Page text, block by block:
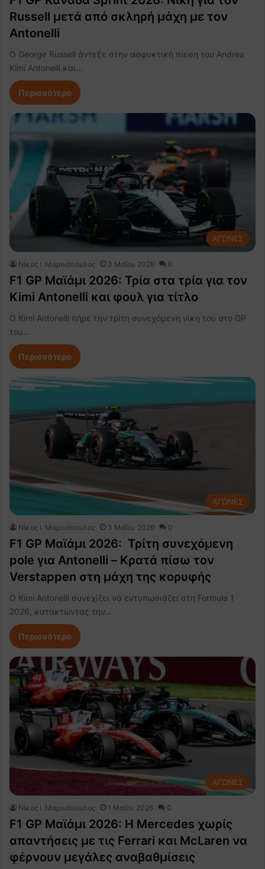
Russell μετά από σκληρή μάχη με τον
Antonelli
Ο George Russell άντεξε στην ασφυκτική πίεση του Andrea
Kimi Antonelli και…
Περισσότερα
ΑΓΩΝΕΣ
Nίκος Ι. Mαρινόπουλος 3 Μαΐου 2026 0
F1 GP Μαϊάμι 2026: Τρία στα τρία για τον
Kimi Antonelli και φουλ για τίτλο
Ο Kimi Antonelli πήρε την τρίτη συνεχόμενη νίκη του στο GP
του…
Περισσότερα
ΑΓΩΝΕΣ
Nίκος Ι. Mαρινόπουλος 3 Μαΐου 2026 0
F1 GP Μαϊάμι 2026: Τρίτη συνεχόμενη
pole για Antonelli – Κρατά πίσω τον
Verstappen στη μάχη της κορυφής
Ο Kimi Antonelli συνεχίζει να εντυπωσιάζει στη Formula 1
2026, κατακτώντας την…
Περισσότερα
ΑΓΩΝΕΣ
Nίκος Ι. Mαρινόπουλος 1 Μαΐου 2026 0
F1 GP Μαϊάμι 2026: Η Mercedes χωρίς
απαντήσεις με τις Ferrari και McLaren να
φέρνουν μεγάλες αναβαθμίσεις